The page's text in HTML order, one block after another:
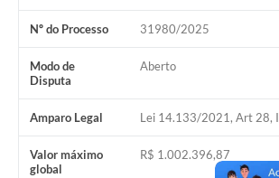
Nº do Processo 31980/2025
Modo de
Disputa
Aberto
Amparo Legal Lei 14.133/2021, Art 28, I
Valor máximo
global
R$ 1.002.396,87